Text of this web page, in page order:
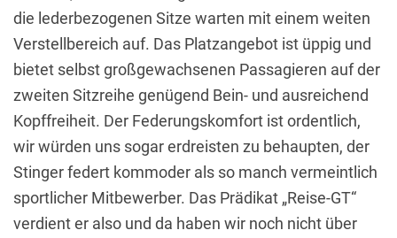
die lederbezogenen Sitze warten mit einem weiten
Verstellbereich auf. Das Platzangebot ist üppig und
bietet selbst großgewachsenen Passagieren auf der
zweiten Sitzreihe genügend Bein- und ausreichend
Kopffreiheit. Der Federungskomfort ist ordentlich,
wir würden uns sogar erdreisten zu behaupten, der
Stinger federt kommoder als so manch vermeintlich
sportlicher Mitbewerber. Das Prädikat „Reise-GT“
verdient er also und da haben wir noch nicht über